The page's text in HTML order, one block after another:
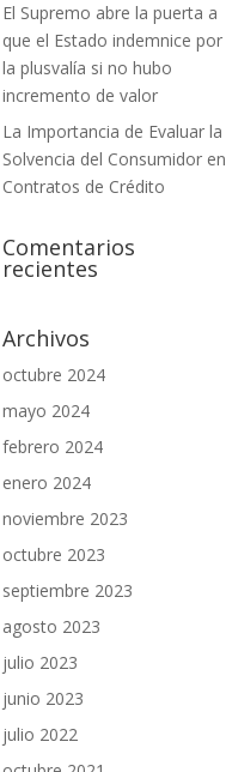
El Supremo abre la puerta a
que el Estado indemnice por
la plusvalía si no hubo
incremento de valor
La Importancia de Evaluar la
Solvencia del Consumidor en
Contratos de Crédito
Comentarios
recientes
Archivos
octubre 2024
mayo 2024
febrero 2024
enero 2024
noviembre 2023
octubre 2023
septiembre 2023
agosto 2023
julio 2023
junio 2023
julio 2022